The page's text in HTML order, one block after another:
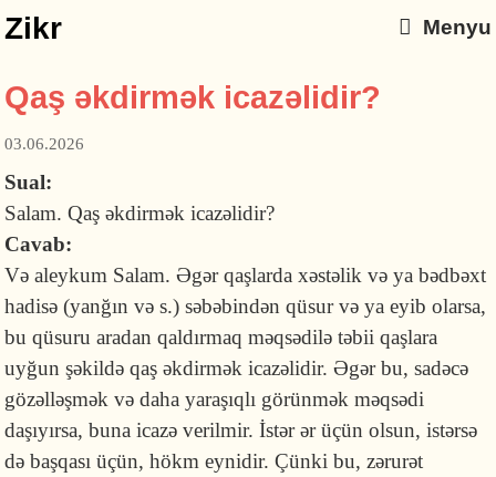
Zikr Menyu
Qaş əkdirmək icazəlidir?
03.06.2026
Sual:
Salam. Qaş əkdirmək icazəlidir?
Cavab:
Və aleykum Salam. Əgər qaşlarda xəstəlik və ya bədbəxt
hadisə (yanğın və s.) səbəbindən qüsur və ya eyib olarsa,
bu qüsuru aradan qaldırmaq məqsədilə təbii qaşlara
uyğun şəkildə qaş əkdirmək icazəlidir. Əgər bu, sadəcə
gözəlləşmək və daha yaraşıqlı görünmək məqsədi
daşıyırsa, buna icazə verilmir. İstər ər üçün olsun, istərsə
də başqası üçün, hökm eynidir. Çünki bu, zərurət